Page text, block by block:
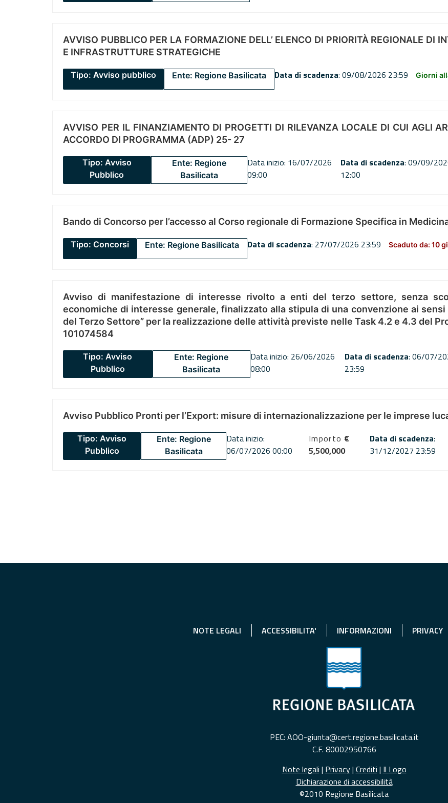
AVVISO PUBBLICO PER LA FORMAZIONE DELL’ ELENCO DI PRIORITÀ REGIONALE DI
E INFRASTRUTTURE STRATEGICHE
Tipo: Avviso pubblico Ente: Regione Basilicata Data di scadenza: 09/08/2026 23:59 Giorni
AVVISO PER IL FINANZIAMENTO DI PROGETTI DI RILEVANZA LOCALE DI CUI AGLI
ACCORDO DI PROGRAMMA (ADP) 25- 27
Tipo: Avviso
Pubblico
Ente: Regione
Basilicata
Data inizio: 16/07/2026
09:00
Data di scadenza: 09/09/
12:00
Bando di Concorso per l’accesso al Corso regionale di Formazione Specifica in
Tipo: Concorsi Ente: Regione Basilicata Data di scadenza: 27/07/2026 23:59 Scaduto da: 10
Avviso di manifestazione di interesse rivolto a enti del terzo settore, senza
economiche di interesse generale, finalizzato alla stipula di una convenzione ai sensi
del Terzo Settore” per la realizzazione delle attività previste nelle Task 4.2 e 4.3 del
101074584
Tipo: Avviso
Pubblico
Ente: Regione
Basilicata
Data inizio: 26/06/2026
08:00
Data di scadenza: 06/07/
23:59
Avviso Pubblico Pronti per l’Export: misure di internazionalizzazione per le imprese
Tipo: Avviso
Pubblico
Ente: Regione
Basilicata
Data inizio:
06/07/2026 00:00
Importo €
5,500,000
Data di scadenza:
31/12/2027 23:59
NOTE LEGALI ACCESSIBILITA' INFORMAZIONI PRIVACY
PEC: AOO-giunta@cert.regione.basilicata.it
C.F. 80002950766
Note legali | Privacy| Crediti | Il Logo
Dichiarazione di accessibilità
©2010 Regione Basilicata